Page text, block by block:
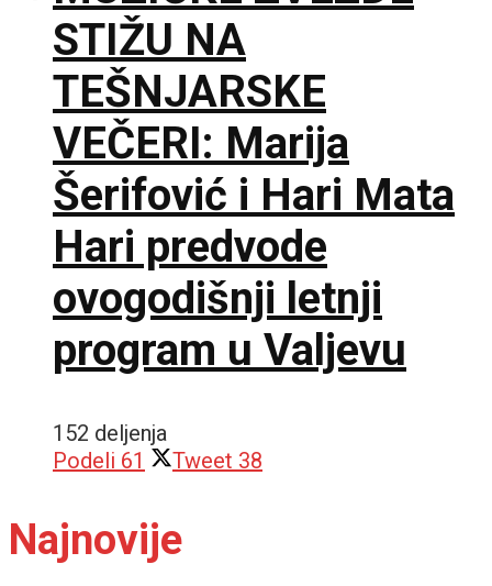
STIŽU NA
TEŠNJARSKE
VEČERI: Marija
Šerifović i Hari Mata
Hari predvode
ovogodišnji letnji
program u Valjevu
152 deljenja
Podeli 61 Tweet 38
Najnovije